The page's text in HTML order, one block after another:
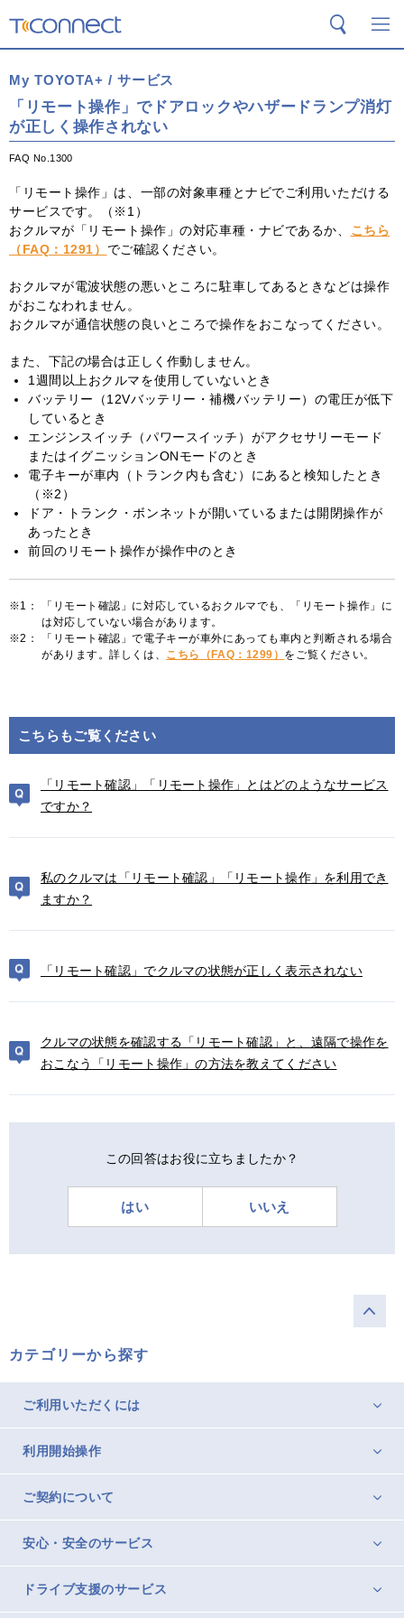
検索
My TOYOTA+ / サービス
「リモート操作」でドアロックやハザードランプ消灯
が正しく操作されない
FAQ No.1300
「リモート操作」は、一部の対象車種とナビでご利用いただける
サービスです。（※1）
おクルマが「リモート操作」の対応車種・ナビであるか、 こちら
（FAQ：1291） でご確認ください。
おクルマが電波状態の悪いところに駐車してあるときなどは操作
がおこなわれません。
おクルマが通信状態の良いところで操作をおこなってください。
また、下記の場合は正しく作動しません。
1週間以上おクルマを使用していないとき
バッテリー（12Vバッテリー・補機バッテリー）の電圧が低下
しているとき
エンジンスイッチ（パワースイッチ）がアクセサリーモード
またはイグニッションONモードのとき
電子キーが車内（トランク内も含む）にあると検知したとき
（※2）
ドア・トランク・ボンネットが開いているまたは開閉操作が
あったとき
前回のリモート操作が操作中のとき
※1：
「リモート確認」に対応しているおクルマでも、「リモート操作」に
は対応していない場合があります。
※2：
「リモート確認」で電子キーが車外にあっても車内と判断される場合
があります。詳しくは、 こちら（FAQ：1299） をご覧ください。
こちらもご覧ください
「リモート確認」「リモート操作」とはどのようなサービス
ですか？
私のクルマは「リモート確認」「リモート操作」を利用でき
ますか？
「リモート確認」でクルマの状態が正しく表示されない
クルマの状態を確認する「リモート確認」と、遠隔で操作を
おこなう「リモート操作」の方法を教えてください
この回答はお役に立ちましたか？
はい いいえ
カテゴリーから探す
ご利用いただくには
利用開始操作
ご契約について
安心・安全のサービス
ドライブ支援のサービス